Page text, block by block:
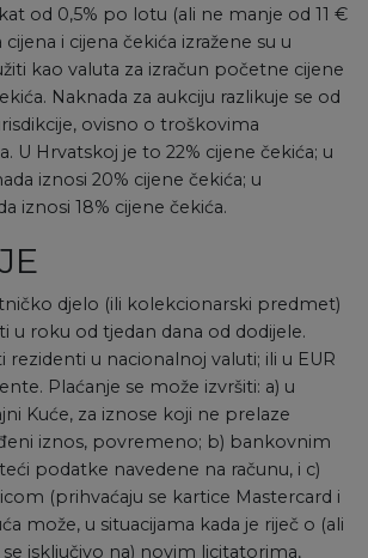
od 0,5% po lotu (ali ne manje od 11 €
i cijena čekića izražene su u
kao valuta za izračun početne cijene
Naknada za aukciju razlikuje se od
ovisno o troškovima
U Hrvatskoj je to 22% cijene čekića; u
iznosi 20% cijene čekića; u
iznosi 18% cijene čekića.
djelo (ili kolekcionarski predmet)
u roku od tjedan dana od dodijele.
rezidenti u nacionalnoj valuti; ili u EUR
Plaćanje se može izvršiti: a) u
Kuće, za iznose koji ne prelaze
iznos, povremeno; b) bankovnim
podatke navedene na računu, i c)
(prihvaćaju se kartice Mastercard i
može, u situacijama kada je riječ o (ali
se isključivo na) novim licitatorima,